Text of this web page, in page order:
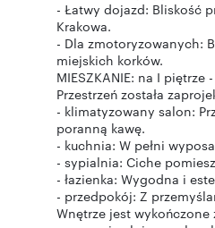
- Łatwy dojazd: Bliskość
Krakowa.
- Dla zmotoryzowanych:
miejskich korków.
MIESZKANIE: na I piętrze
Przestrzeń została
- klimatyzowany salon:
poranną kawę.
- kuchnia: W pełni
- sypialnia: Ciche
- łazienka: Wygodna i
- przedpokój: Z
Wnętrze jest